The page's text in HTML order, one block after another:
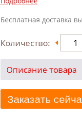
Бесплатная доставка
Количество:
Описание товара
Заказать